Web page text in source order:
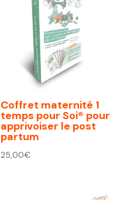
Coffret maternité 1
temps pour Soi® pour
apprivoiser le post
partum
25,00€